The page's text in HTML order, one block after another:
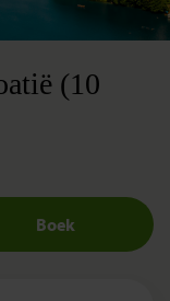
(10
Boek